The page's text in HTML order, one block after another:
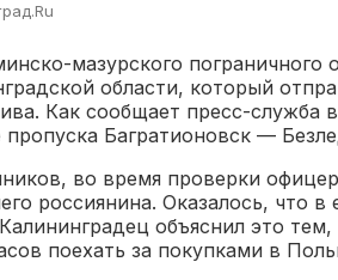
мазурского пограничного
области, который
Как сообщает пресс-служба
Багратионовск —
во время проверки
россиянина. Оказалось, что в
объяснил это
поехать за покупками в